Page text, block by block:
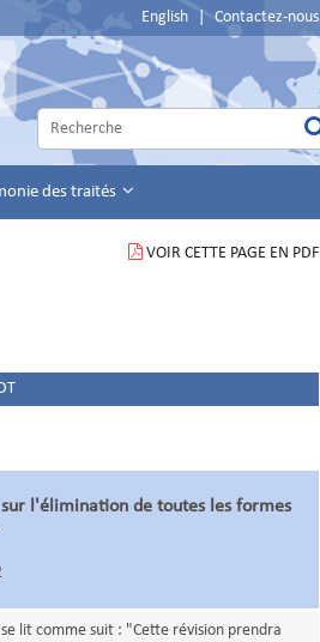
English | Contactez-nous
des traités
VOIR CETTE PAGE EN PDF
l'élimination de toutes les formes
lit comme suit : "Cette révision prendra